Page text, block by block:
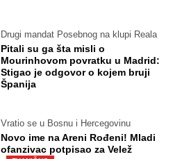
Drugi mandat Posebnog na klupi Reala
Pitali su ga šta misli o
Mourinhovom povratku u Madrid:
Stigao je odgovor o kojem bruji
Španija
Vratio se u Bosnu i Hercegovinu
Novo ime na Areni Rođeni! Mladi
ofanzivac potpisao za Velež